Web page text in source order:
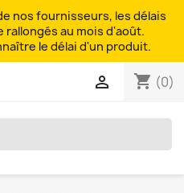
nos fournisseurs, les délais
au mois d'août.
le délai d'un produit.
shopping_cart (0)
